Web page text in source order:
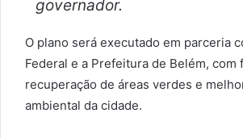
governador.
O plano será executado em parceria
Federal e a Prefeitura de Belém, com
recuperação de áreas verdes e
ambiental da cidade.